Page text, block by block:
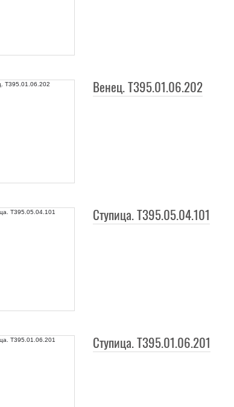
Венец. Т395.01.06.202
Ступица. Т395.05.04.101
Ступица. Т395.01.06.201